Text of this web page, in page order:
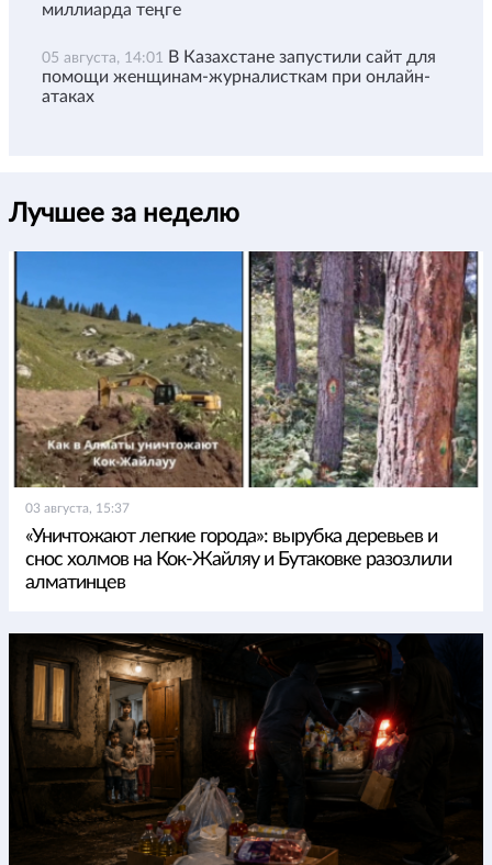
миллиарда теңге
05 августа, 14:01 В Казахстане запустили сайт для
помощи женщинам-журналисткам при онлайн-
атаках
Лучшее за неделю
03 августа, 15:37
«Уничтожают легкие города»: вырубка деревьев и
снос холмов на Кок-Жайляу и Бутаковке разозлили
алматинцев